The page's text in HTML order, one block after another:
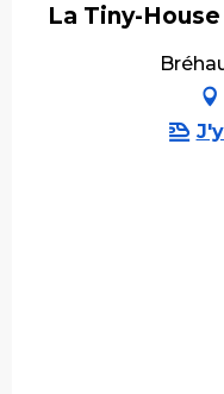
La Tiny-